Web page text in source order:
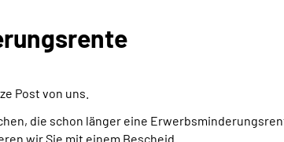
Post von uns.
die schon länger eine
wir Sie mit einem Bescheid.